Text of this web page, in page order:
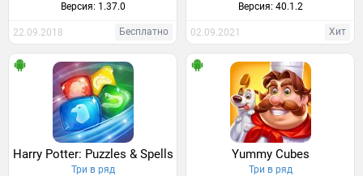
Версия: 1.37.0
22.09.2018 Бесплатно
Версия: 40.1.2
02.09.2021 Хит
Harry Potter: Puzzles & Spells
Три в ряд
Yummy Cubes
Три в ряд